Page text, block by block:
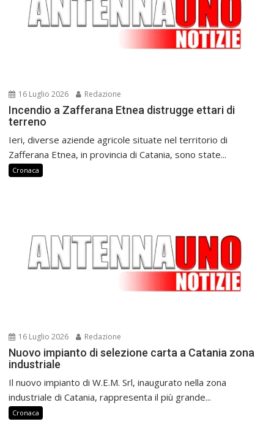
16 Luglio 2026 Redazione
Incendio a Zafferana Etnea distrugge ettari di
terreno
Ieri, diverse aziende agricole situate nel territorio di
Zafferana Etnea, in provincia di Catania, sono state...
Cronaca
16 Luglio 2026 Redazione
Nuovo impianto di selezione carta a Catania zona
industriale
Il nuovo impianto di W.E.M. Srl, inaugurato nella zona
industriale di Catania, rappresenta il più grande...
Cronaca